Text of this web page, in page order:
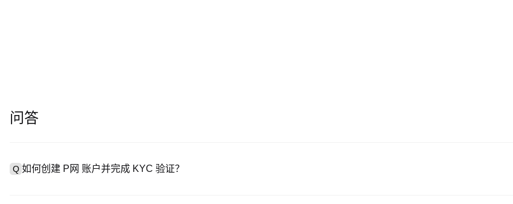
问答
Q 如何创建 P网 账户并完成 KYC 验证？